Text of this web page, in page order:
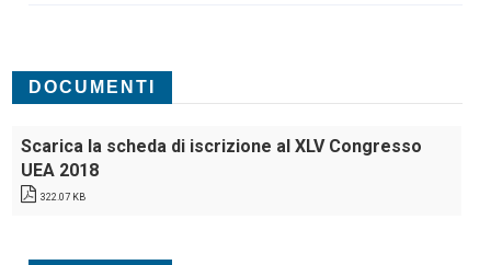
DOCUMENTI
Scarica la scheda di iscrizione al XLV Congresso
UEA 2018
322.07 KB